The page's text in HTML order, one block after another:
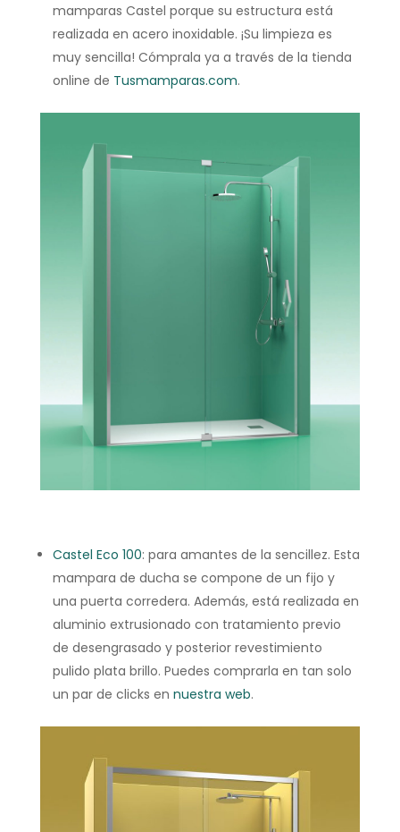
mamparas Castel porque su estructura está
realizada en acero inoxidable. ¡Su limpieza es
muy sencilla! Cómprala ya a través de la tienda
online de Tusmamparas.com.
Castel Eco 100: para amantes de la sencillez. Esta
mampara de ducha se compone de un fijo y
una puerta corredera. Además, está realizada en
aluminio extrusionado con tratamiento previo
de desengrasado y posterior revestimiento
pulido plata brillo. Puedes comprarla en tan solo
un par de clicks en nuestra web.